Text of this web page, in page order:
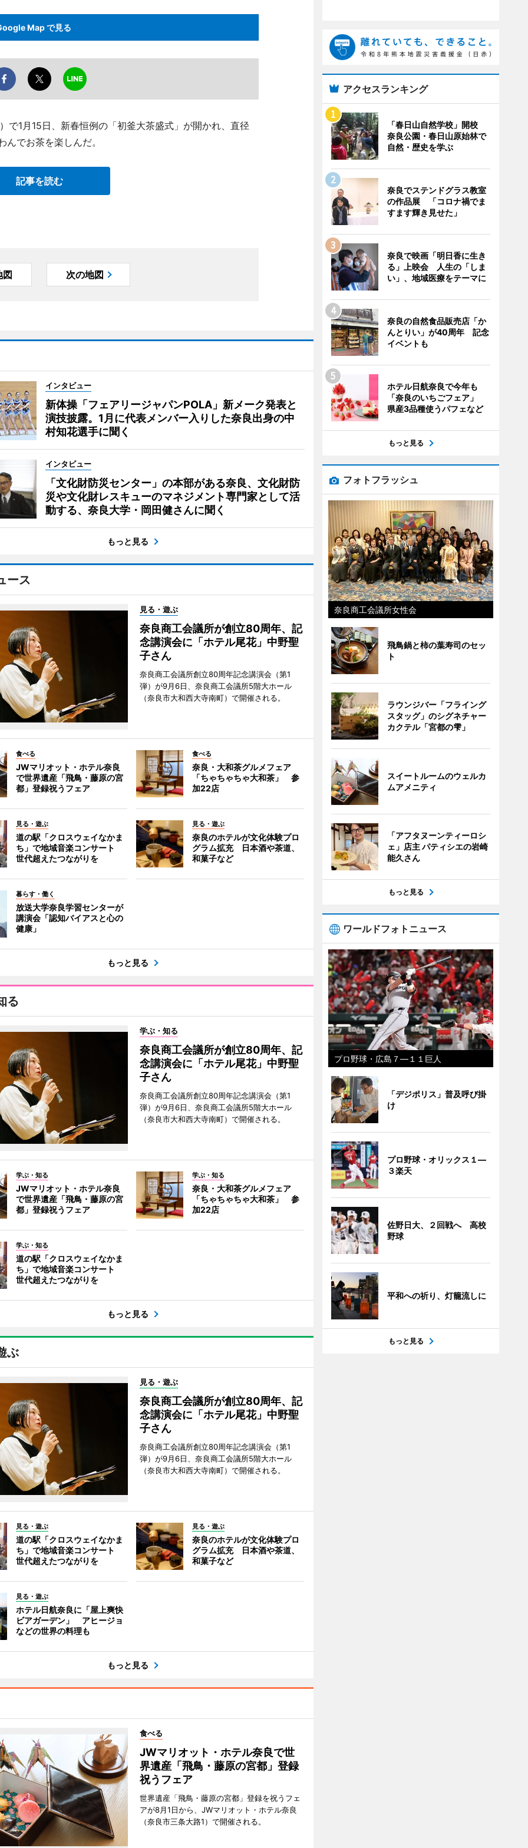
Map で見る
で1月15日、新春恒例の「初釜大茶盛式」が開かれ、直径
でお茶を楽しんだ。
記事を読む
図 次の地図
インタビュー
新体操「フェアリージャパンPOLA」新メーク発表と
演技披露。1月に代表メンバー入りした奈良出身の中
村知花選手に聞く
インタビュー
「文化財防災センター」の本部がある奈良、文化財防
災や文化財レスキューのマネジメント専門家として活
動する、奈良大学・岡田健さんに聞く
もっと見る
ース
見る・遊ぶ
奈良商工会議所が創立80周年、記
念講演会に「ホテル尾花」中野聖
子さん
奈良商工会議所創立80周年記念講演会（第1
弾）が9月6日、奈良商工会議所5階大ホール
（奈良市大和西大寺南町）で開催される。
食べる
JWマリオット・ホテル奈良
で世界遺産「飛鳥・藤原の宮
都」登録祝うフェア
食べる
奈良・大和茶グルメフェア
「ちゃちゃちゃ大和茶」 参
加22店
見る・遊ぶ
道の駅「クロスウェイなかま
ち」で地域音楽コンサート
世代超えたつながりを
見る・遊ぶ
奈良のホテルが文化体験プロ
グラム拡充 日本酒や茶道、
和菓子など
暮らす・働く
放送大学奈良学習センターが
講演会「認知バイアスと心の
健康」
もっと見る
る
学ぶ・知る
奈良商工会議所が創立80周年、記
念講演会に「ホテル尾花」中野聖
子さん
奈良商工会議所創立80周年記念講演会（第1
弾）が9月6日、奈良商工会議所5階大ホール
（奈良市大和西大寺南町）で開催される。
学ぶ・知る
JWマリオット・ホテル奈良
で世界遺産「飛鳥・藤原の宮
都」登録祝うフェア
学ぶ・知る
奈良・大和茶グルメフェア
「ちゃちゃちゃ大和茶」 参
加22店
学ぶ・知る
道の駅「クロスウェイなかま
ち」で地域音楽コンサート
世代超えたつながりを
もっと見る
ぶ
見る・遊ぶ
奈良商工会議所が創立80周年、記
念講演会に「ホテル尾花」中野聖
子さん
奈良商工会議所創立80周年記念講演会（第1
弾）が9月6日、奈良商工会議所5階大ホール
（奈良市大和西大寺南町）で開催される。
見る・遊ぶ
道の駅「クロスウェイなかま
ち」で地域音楽コンサート
世代超えたつながりを
見る・遊ぶ
奈良のホテルが文化体験プロ
グラム拡充 日本酒や茶道、
和菓子など
見る・遊ぶ
ホテル日航奈良に「屋上爽快
ビアガーデン」 アヒージョ
などの世界の料理も
もっと見る
食べる
JWマリオット・ホテル奈良で世
界遺産「飛鳥・藤原の宮都」登録
祝うフェア
世界遺産「飛鳥・藤原の宮都」登録を祝うフェ
アが8月1日から、JWマリオット・ホテル奈良
（奈良市三条大路1）で開催される。
アクセスランキング
「春日山自然学校」開校
奈良公園・春日山原始林で
自然・歴史を学ぶ
奈良でステンドグラス教室
の作品展 「コロナ禍でま
すます輝き見せた」
奈良で映画「明日香に生き
る」上映会 人生の「しま
い」、地域医療をテーマに
奈良の自然食品販売店「か
んとりい」が40周年 記念
イベントも
ホテル日航奈良で今年も
「奈良のいちごフェア」
県産3品種使うパフェなど
もっと見る
フォトフラッシュ
奈良商工会議所女性会
飛鳥鍋と柿の葉寿司のセッ
ト
ラウンジバー「フライング
スタッグ」のシグネチャー
カクテル「宮都の雫」
スイートルームのウェルカ
ムアメニティ
「アフタヌーンティーロシ
ェ」店主 パティシエの岩崎
能久さん
もっと見る
ワールドフォトニュース
プロ野球・広島７―１１巨人
「デジポリス」普及呼び掛
け
プロ野球・オリックス１―
３楽天
佐野日大、２回戦へ 高校
野球
平和への祈り、灯籠流しに
もっと見る